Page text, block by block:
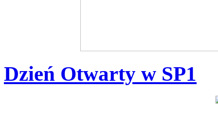
Dzień Otwarty w SP1